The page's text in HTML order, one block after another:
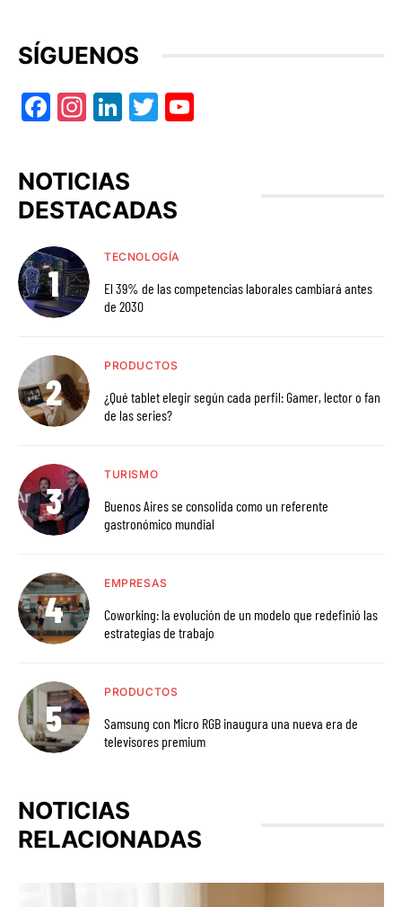
SÍGUENOS
Facebook
Instagram
LinkedIn
Twitter
NOTICIAS
DESTACADAS
TECNOLOGÍA
El 39% de las competencias laborales cambiará antes
de 2030
PRODUCTOS
¿Qué tablet elegir según cada perfil: Gamer, lector o fan
de las series?
TURISMO
Buenos Aires se consolida como un referente
gastronómico mundial
EMPRESAS
Coworking: la evolución de un modelo que redefinió las
estrategias de trabajo
PRODUCTOS
Samsung con Micro RGB inaugura una nueva era de
televisores premium
NOTICIAS
RELACIONADAS